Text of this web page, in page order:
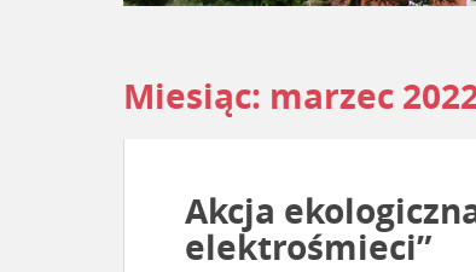
Miesiąc: marzec
Akcja
elektrośmieci”